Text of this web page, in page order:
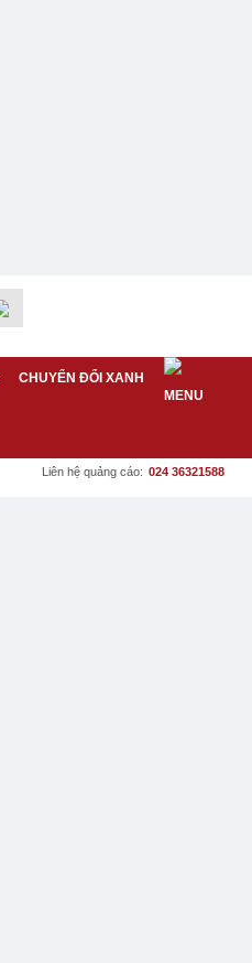
CHUYỂN ĐỔI XANH
Liên hệ quảng cáo: 024 36321588